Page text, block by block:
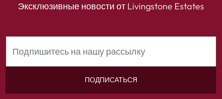
Эксклюзивные новости от Livingstone Estates
ПОДПИСАТЬСЯ